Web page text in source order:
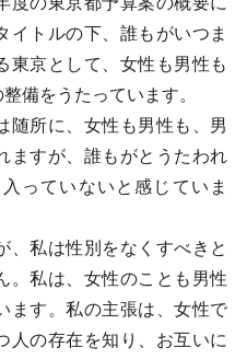
イトルの下、誰もがいつま
東京として、女性も男性も
備をうたっています。
所に、女性も男性も、男
ますが、誰もがとうたわれ
っていないと感じていま
私は性別をなくすべきと
。私は、女性のことも男性
ます。私の主張は、女性で
人の存在を知り、お互いに